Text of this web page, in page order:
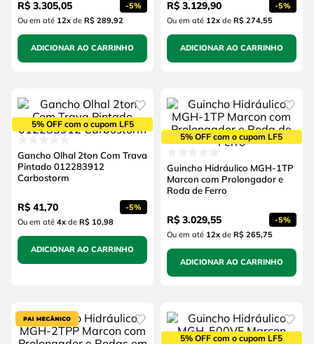
R$ 3.305,05 -5%
Ou em até 12xde R$ 289,92
ADICIONAR AO CARRINHO
R$ 3.129,90 -5%
Ou em até 12xde R$ 274,55
ADICIONAR AO CARRINHO
5% OFF com o cupom LF5
Gancho Olhal 2ton Com Trava
Pintado 012283912
Carbostorm
R$ 41,70 -5%
Ou em até 4xde R$ 10,98
ADICIONAR AO CARRINHO
5% OFF com o cupom LF5
Guincho Hidráulico MGH-1TP
Marcon com Prolongador e
Roda de Ferro
R$ 3.029,55 -5%
Ou em até 12xde R$ 265,75
ADICIONAR AO CARRINHO
5% OFF com o cupom LF5